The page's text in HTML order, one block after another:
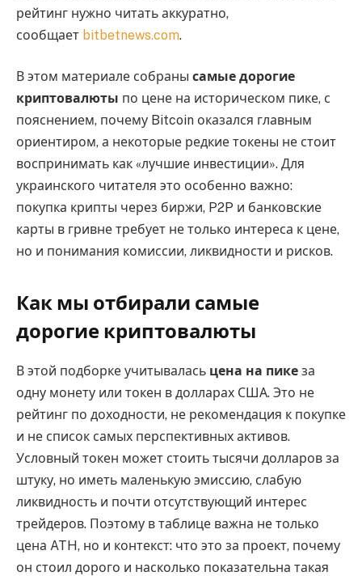
рейтинг нужно читать аккуратно,
сообщает bitbetnews.com.
В этом материале собраны самые дорогие
криптовалюты по цене на историческом пике, с
пояснением, почему Bitcoin оказался главным
ориентиром, а некоторые редкие токены не стоит
воспринимать как «лучшие инвестиции». Для
украинского читателя это особенно важно:
покупка крипты через биржи, P2P и банковские
карты в гривне требует не только интереса к цене,
но и понимания комиссии, ликвидности и рисков.
Как мы отбирали самые
дорогие криптовалюты
В этой подборке учитывалась цена на пике за
одну монету или токен в долларах США. Это не
рейтинг по доходности, не рекомендация к покупке
и не список самых перспективных активов.
Условный токен может стоить тысячи долларов за
штуку, но иметь маленькую эмиссию, слабую
ликвидность и почти отсутствующий интерес
трейдеров. Поэтому в таблице важна не только
цена ATH, но и контекст: что это за проект, почему
он стоил дорого и насколько показательна такая